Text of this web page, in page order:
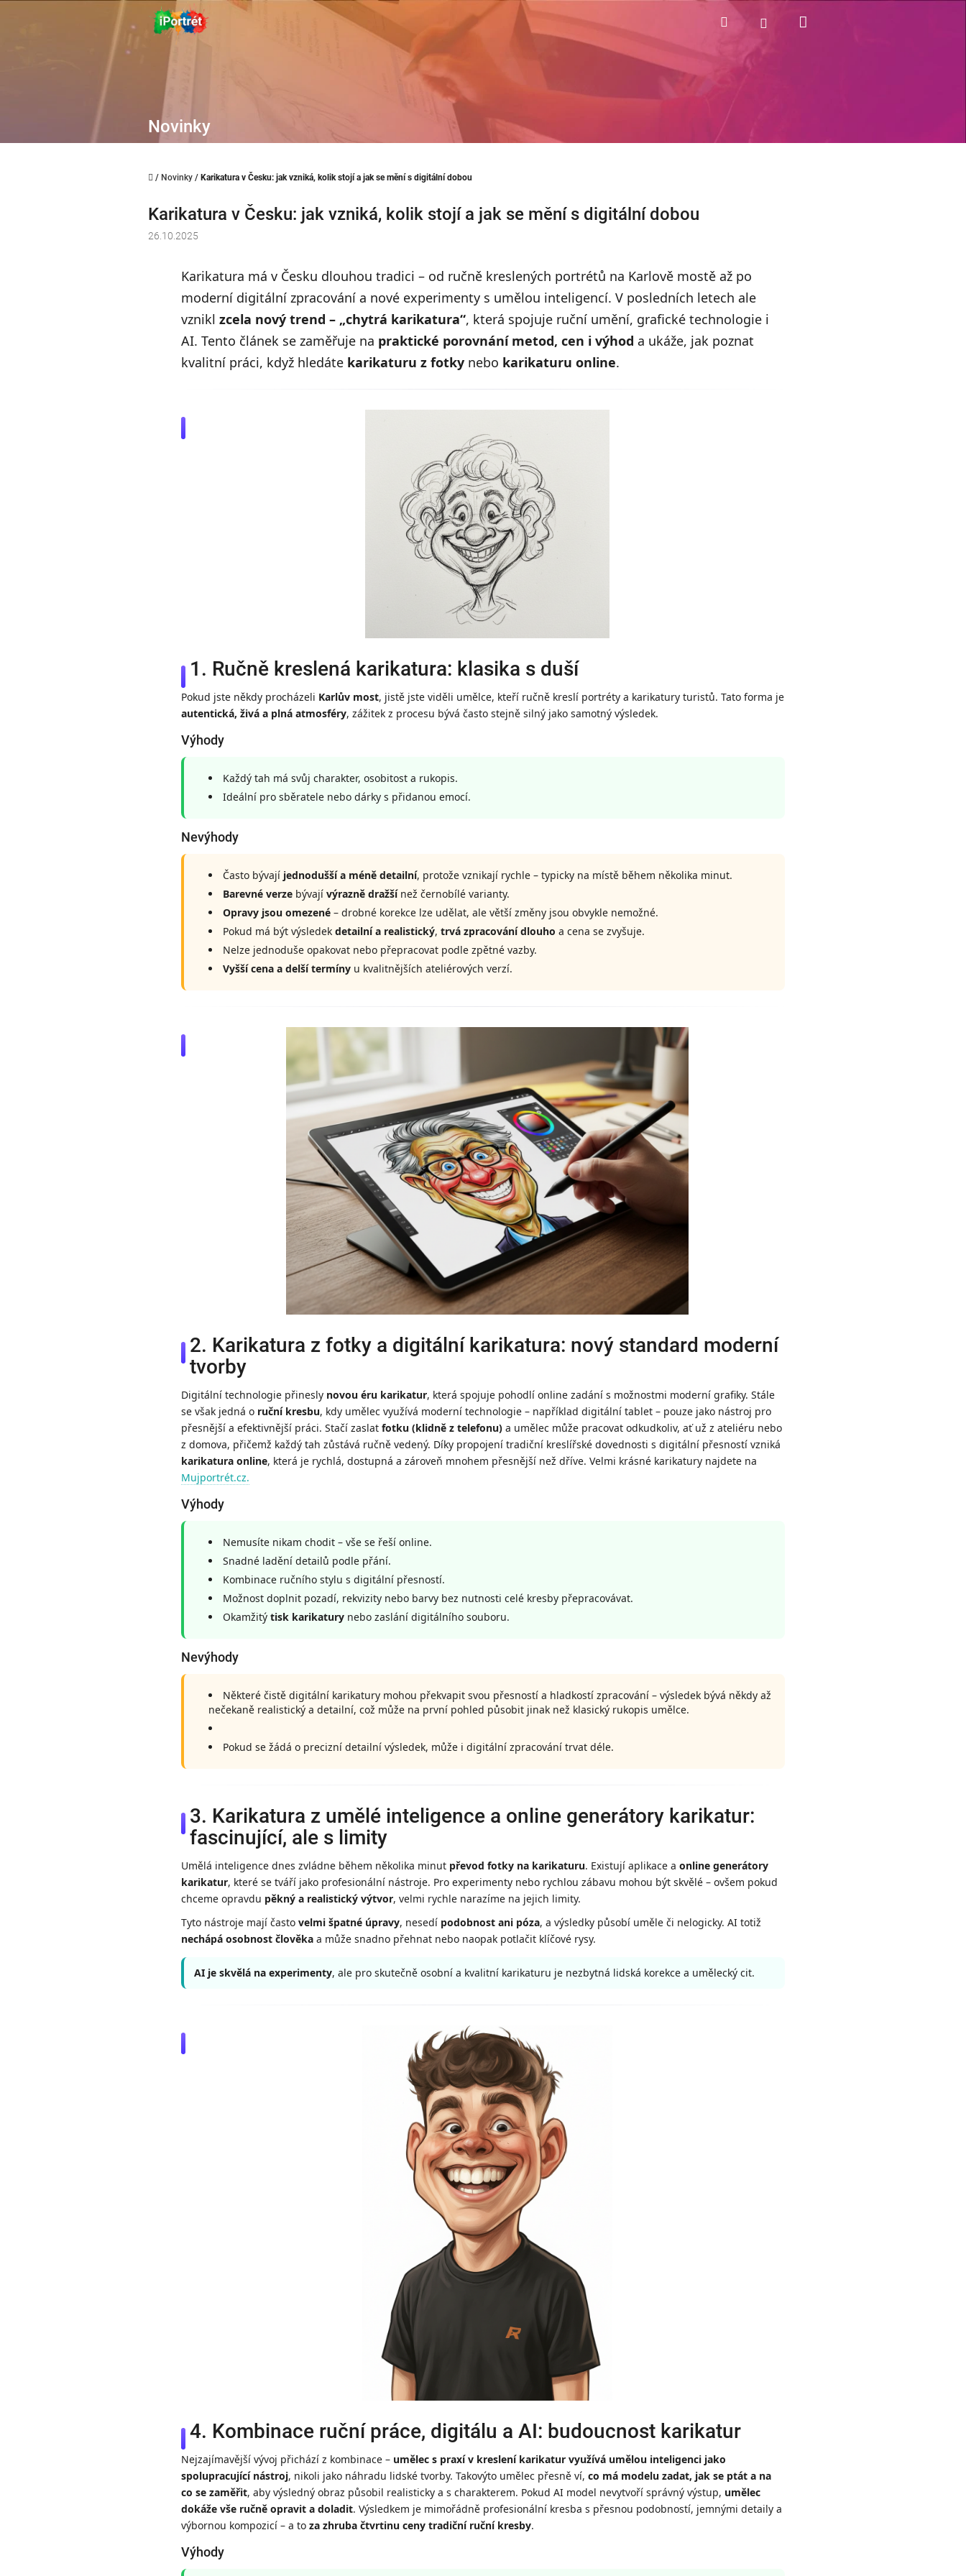
Hledat Přihlášení
Novinky
Domů
/ Novinky / Karikatura v Česku: jak vzniká, kolik stojí a jak se mění s digitální dobou
Karikatura v Česku: jak vzniká, kolik stojí a jak se mění s digitální dobou
26.10.2025
Karikatura má v Česku dlouhou tradici – od ručně kreslených portrétů na Karlově mostě až po
moderní digitální zpracování a nové experimenty s umělou inteligencí. V posledních letech ale
vznikl zcela nový trend – „chytrá karikatura“, která spojuje ruční umění, grafické technologie i
AI. Tento článek se zaměřuje na praktické porovnání metod, cen i výhod a ukáže, jak poznat
kvalitní práci, když hledáte karikaturu z fotky nebo karikaturu online.
1. Ručně kreslená karikatura: klasika s duší
Pokud jste někdy procházeli Karlův most, jistě jste viděli umělce, kteří ručně kreslí portréty a karikatury turistů. Tato forma je
autentická, živá a plná atmosféry, zážitek z procesu bývá často stejně silný jako samotný výsledek.
Výhody
Každý tah má svůj charakter, osobitost a rukopis.
Ideální pro sběratele nebo dárky s přidanou emocí.
Nevýhody
Často bývají jednodušší a méně detailní, protože vznikají rychle – typicky na místě během několika minut.
Barevné verze bývají výrazně dražšínež černobílé varianty.
Opravy jsou omezené – drobné korekce lze udělat, ale větší změny jsou obvykle nemožné.
Pokud má být výsledek detailní a realistický, trvá zpracování dlouho a cena se zvyšuje.
Nelze jednoduše opakovat nebo přepracovat podle zpětné vazby.
Vyšší cena a delší termíny u kvalitnějších ateliérových verzí.
2. Karikatura z fotky a digitální karikatura: nový standard moderní
tvorby
Digitální technologie přinesly novou éru karikatur, která spojuje pohodlí online zadání s možnostmi moderní grafiky. Stále
se však jedná o ruční kresbu, kdy umělec využívá moderní technologie – například digitální tablet – pouze jako nástroj pro
přesnější a efektivnější práci. Stačí zaslat fotku (klidně z telefonu) a umělec může pracovat odkudkoliv, ať už z ateliéru nebo
z domova, přičemž každý tah zůstává ručně vedený. Díky propojení tradiční kreslířské dovednosti s digitální přesností vzniká
karikatura online, která je rychlá, dostupná a zároveň mnohem přesnější než dříve. Velmi krásné karikatury najdete na
Mujportrét.cz.
Výhody
Nemusíte nikam chodit – vše se řeší online.
Snadné ladění detailů podle přání.
Kombinace ručního stylu s digitální přesností.
Možnost doplnit pozadí, rekvizity nebo barvy bez nutnosti celé kresby přepracovávat.
Okamžitý tisk karikatury nebo zaslání digitálního souboru.
Nevýhody
Některé čistě digitální karikatury mohou překvapit svou přesností a hladkostí zpracování – výsledek bývá někdy až
nečekaně realistický a detailní, což může na první pohled působit jinak než klasický rukopis umělce.
Pokud se žádá o precizní detailní výsledek, může i digitální zpracování trvat déle.
3. Karikatura z umělé inteligence a online generátory karikatur:
fascinující, ale s limity
Umělá inteligence dnes zvládne během několika minut převod fotky na karikaturu. Existují aplikace a online generátory
karikatur, které se tváří jako profesionální nástroje. Pro experimenty nebo rychlou zábavu mohou být skvělé – ovšem pokud
chceme opravdu pěkný a realistický výtvor, velmi rychle narazíme na jejich limity.
Tyto nástroje mají často velmi špatné úpravy, nesedí podobnost ani póza, a výsledky působí uměle či nelogicky. AI totiž
nechápá osobnost člověka a může snadno přehnat nebo naopak potlačit klíčové rysy.
AI je skvělá na experimenty, ale pro skutečně osobní a kvalitní karikaturu je nezbytná lidská korekce a umělecký cit.
4. Kombinace ruční práce, digitálu a AI: budoucnost karikatur
Nejzajímavější vývoj přichází z kombinace – umělec s praxí v kreslení karikatur využívá umělou inteligenci jako
spolupracující nástroj, nikoli jako náhradu lidské tvorby. Takovýto umělec přesně ví, co má modelu zadat, jak se ptát a na
co se zaměřit, aby výsledný obraz působil realisticky a s charakterem. Pokud AI model nevytvoří správný výstup, umělec
dokáže vše ručně opravit a doladit. Výsledkem je mimořádně profesionální kresba s přesnou podobností, jemnými detaily a
výbornou kompozicí – a to za zhruba čtvrtinu ceny tradiční ruční kresby.
Výhody